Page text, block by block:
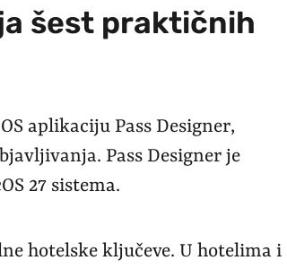
šest praktičnih
aplikaciju Pass Designer,
Pass Designer je
27 sistema.
hotelske ključeve. U hotelima i